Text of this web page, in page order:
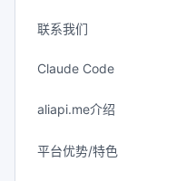
联系我们
Claude Code
aliapi.me介绍
平台优势/特色